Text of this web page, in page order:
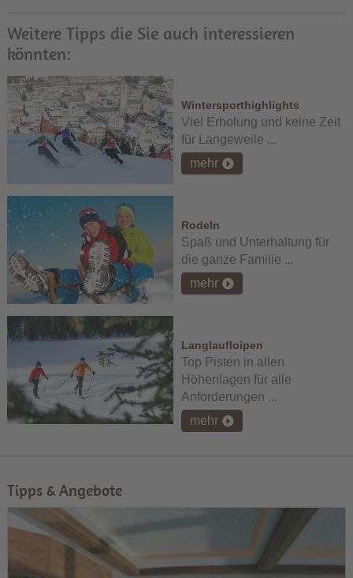
Weitere Tipps die Sie auch interessieren
könnten:
Wintersporthighlights
Viel Erholung und keine Zeit
für Langeweile ...
mehr
Rodeln
Spaß und Unterhaltung für
die ganze Familie ...
mehr
Langlaufloipen
Top Pisten in allen
Höhenlagen für alle
Anforderungen ...
mehr
Tipps & Angebote